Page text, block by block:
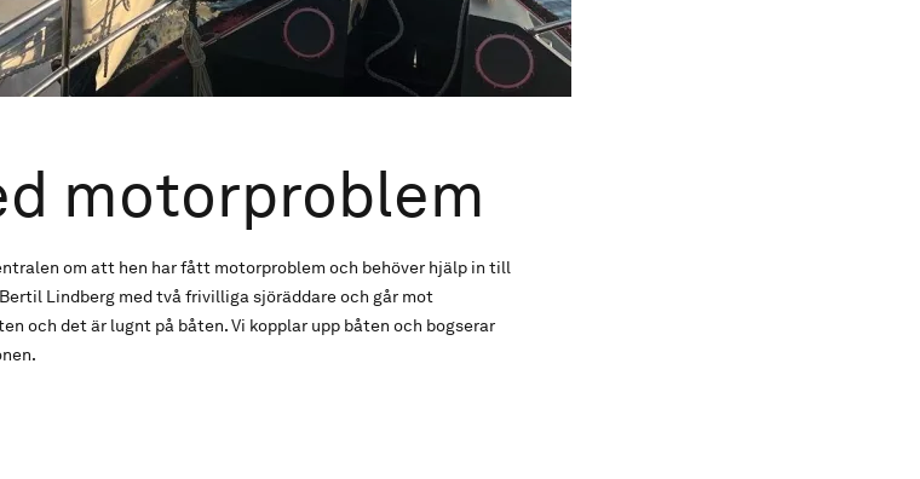
motorproblem
om att hen har fått motorproblem och behöver hjälp in till
Lindberg med två frivilliga sjöräddare och går mot
och det är lugnt på båten. Vi kopplar upp båten och bogserar